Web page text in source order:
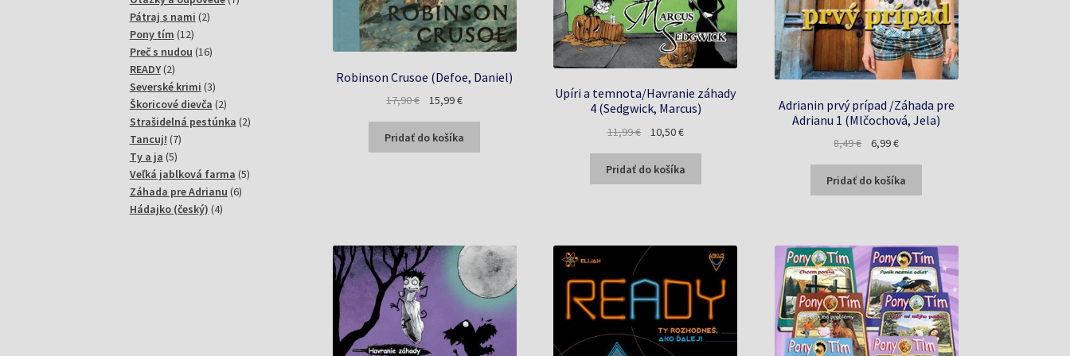
Robinson Crusoe (Defoe, Daniel)
17,90€
Pôvodná
bola:
17,90 €.
15,99€Aktuálna
je:
15,99 €.
Pridať do košíka
Upíri a temnota/Havranie záhady
4 (Sedgwick, Marcus)
11,99€
Pôvodná
bola:
11,99 €.
10,50€Aktuálna
je:
10,50 €.
Pridať do košíka
Adrianin prvý prípad /Záhada pre
Adrianu 1 (Mlčochová, Jela)
8,49€
Pôvodná
bola:
8,49 €.
6,99€Aktuálna
je:
6,99 €.
Pridať do košíka
Pátraj s nami 22
Pony tím 1212
produktov
Preč s nudou 1616
READY 22
produkty
Severské krimi 33
produkty
Škoricové dievča 22
produkty
Strašidelná pestúnka 22
Tancuj! 77
Ty a ja 55
produktov
Veľká jablková farma 55
Záhada pre Adrianu 66
Hádajko (český) 44